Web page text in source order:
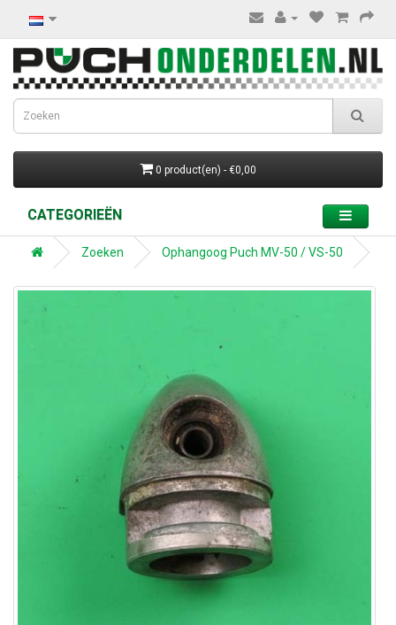
0 product(en) - €0,00
CATEGORIEËN
Zoeken Ophangoog Puch MV-50 / VS-50